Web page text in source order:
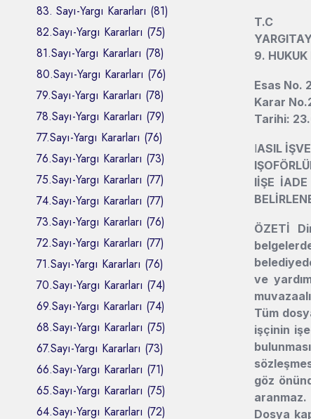
83. Sayı-Yargı Kararları (81)
82.Sayı-Yargı Kararları (75)
81.Sayı-Yargı Kararları (78)
80.Sayı-Yargı Kararları (76)
79.Sayı-Yargı Kararları (78)
78.Sayı-Yargı Kararları (79)
77.Sayı-Yargı Kararları (76)
76.Sayı-Yargı Kararları (73)
75.Sayı-Yargı Kararları (77)
74.Sayı-Yargı Kararları (77)
73.Sayı-Yargı Kararları (76)
72.Sayı-Yargı Kararları (77)
71.Sayı-Yargı Kararları (76)
70.Sayı-Yargı Kararları (74)
69.Sayı-Yargı Kararları (74)
68.Sayı-Yargı Kararları (75)
67.Sayı-Yargı Kararları (73)
66.Sayı-Yargı Kararları (71)
65.Sayı-Yargı Kararları (75)
64.Sayı-Yargı Kararları (72)
T.C
9. HUKUK
Esas No.
Karar
Tarihi:
lASIL
l
lİŞE
ÖZETİ
ve
Tüm
işçinin
göz
aranmaz.
Dosya